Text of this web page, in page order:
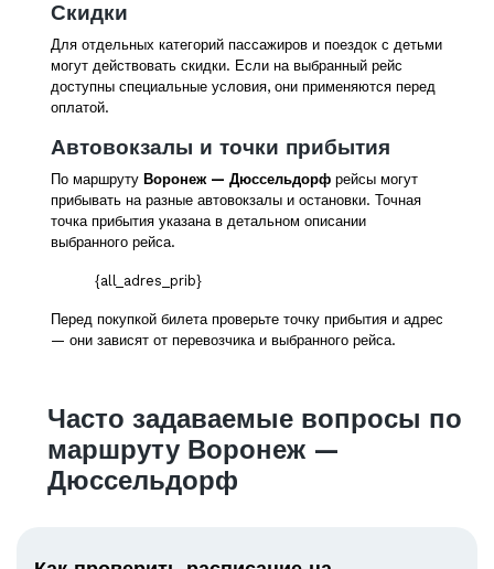
Скидки
Для отдельных категорий пассажиров и поездок с детьми
могут действовать скидки. Если на выбранный рейс
доступны специальные условия, они применяются перед
оплатой.
Автовокзалы и точки прибытия
По маршруту Воронеж — Дюссельдорф рейсы могут
прибывать на разные автовокзалы и остановки. Точная
точка прибытия указана в детальном описании
выбранного рейса.
{all_adres_prib}
Перед покупкой билета проверьте точку прибытия и адрес
— они зависят от перевозчика и выбранного рейса.
Часто задаваемые вопросы по
маршруту Воронеж —
Дюссельдорф